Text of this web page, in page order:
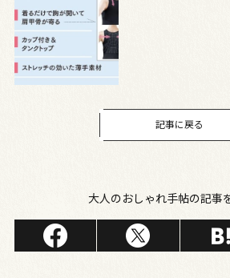
記事に戻る
大人のおしゃれ手帖の記事